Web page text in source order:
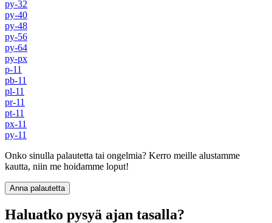
py-32
py-40
py-48
py-56
py-64
py-px
p-11
pb-11
pl-11
pr-11
pt-11
px-11
py-11
Onko sinulla palautetta tai ongelmia? Kerro meille alustamme
kautta, niin me hoidamme loput!
Anna palautetta
Haluatko pysyä ajan tasalla?